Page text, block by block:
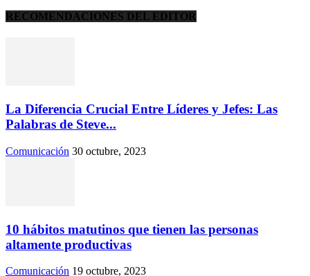
RECOMENDACIONES DEL EDITOR
La Diferencia Crucial Entre Líderes y Jefes: Las
Palabras de Steve...
Comunicación 30 octubre, 2023
10 hábitos matutinos que tienen las personas
altamente productivas
Comunicación 19 octubre, 2023